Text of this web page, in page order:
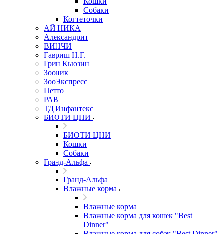
Собаки
Когтеточки
АЙ НИКА
Александрит
ВИНЧИ
Гавриш Н.Г.
Грин Кьюзин
Зооник
ЗооЭкспресс
Петто
РАВ
ТД Инфантекс
БИОТИ ЦНИ
БИОТИ ЦНИ
Кошки
Собаки
Гранд-Альфа
Гранд-Альфа
Влажные корма
Влажные корма
Влажные корма для кошек "Best
Dinner"